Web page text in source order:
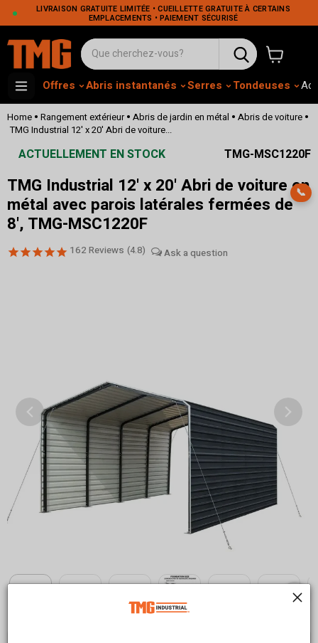
LIVRAISON GRATUITE LIMITÉE • CUEILLETTE GRATUITE À CERTAINS
EMPLACEMENTS • PAIEMENT SÉCURISÉ
Voir le
Offres Abris instantanés Serres Tondeuses
Home • Rangement extérieur • Abris de jardin en métal • Abris de voiture •
TMG Industrial 12' x 20' Abri de voiture...
ACTUELLEMENT EN STOCK TMG-MSC1220F
TMG Industrial 12' x 20' Abri de voiture en
métal avec parois latérales fermées de
8', TMG-MSC1220F
162 Reviews
📞